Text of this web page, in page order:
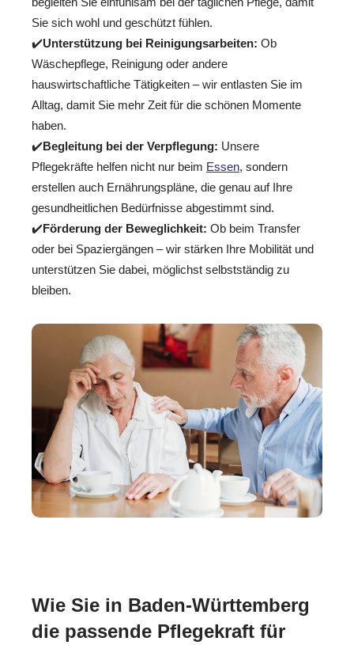
Sie sich wohl und geschützt fühlen.
✔️Unterstützung bei Reinigungsarbeiten: Ob
Wäschepflege, Reinigung oder andere
hauswirtschaftliche Tätigkeiten – wir entlasten Sie im
Alltag, damit Sie mehr Zeit für die schönen Momente
haben.
✔️Begleitung bei der Verpflegung: Unsere
Pflegekräfte helfen nicht nur beim Essen, sondern
erstellen auch Ernährungspläne, die genau auf Ihre
gesundheitlichen Bedürfnisse abgestimmt sind.
✔️Förderung der Beweglichkeit: Ob beim Transfer
oder bei Spaziergängen – wir stärken Ihre Mobilität und
unterstützen Sie dabei, möglichst selbstständig zu
bleiben.
Wie Sie in Baden-Württemberg
die passende Pflegekraft für